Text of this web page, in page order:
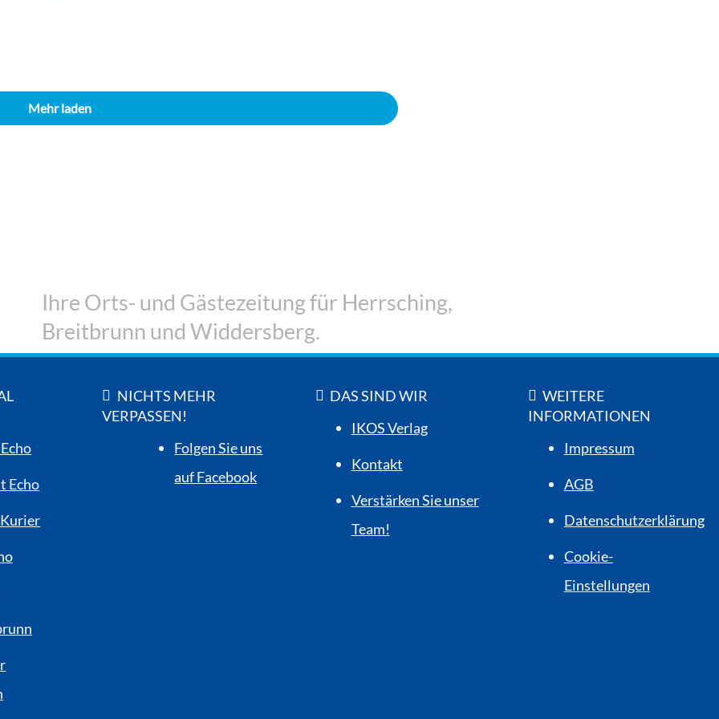
Mehr laden
Schulen
Ihre Orts- und Gästezeitung für Herrsching,
Breitbrunn und Widdersberg.
Echo
NICHTS MEHR
VERPASSEN!
Folgen Sie uns
auf Facebook
DAS SIND WIR
IKOS Verlag
Kontakt
Verstärken Sie unser
Team!
WEITERE
INFORMATIONEN
Impressum
AGB
Datenschutzerklärung
Cookie-
Einstellungen